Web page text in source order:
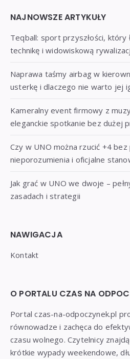
Widgets
NAJNOWSZE ARTYKUŁY
Teqball: sport przyszłości, który
technikę i widowiskową
Naprawa taśmy airbag w
usterkę i dlaczego nie warto jej
Kameralny event firmowy z
eleganckie spotkanie bez dużej
Czy w UNO można rzucić +4
nieporozumienia i oficjalne
Jak grać w UNO we dwoje –
zasadach i strategii
NAWIGACJA
Kontakt
O PORTALU CZAS NA
Portal czas-na-odpoczynek.pl
równowadze i zachęca do
czasu wolnego. Czytelnicy
krótkie wypady weekendowe,